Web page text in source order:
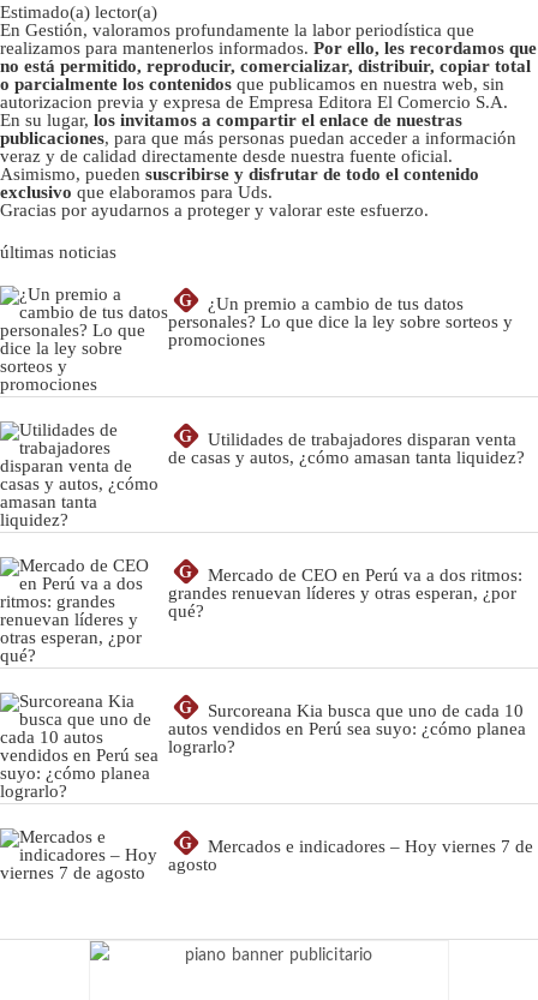
Estimado(a) lector(a)
En Gestión, valoramos profundamente la labor periodística que
realizamos para mantenerlos informados. Por ello, les recordamos que
no está permitido, reproducir, comercializar, distribuir, copiar total
o parcialmente los contenidos que publicamos en nuestra web, sin
autorizacion previa y expresa de Empresa Editora El Comercio S.A.
En su lugar, los invitamos a compartir el enlace de nuestras
publicaciones, para que más personas puedan acceder a información
veraz y de calidad directamente desde nuestra fuente oficial.
Asimismo, pueden suscribirse y disfrutar de todo el contenido
exclusivo que elaboramos para Uds.
Gracias por ayudarnos a proteger y valorar este esfuerzo.
últimas noticias
G
¿Un premio a cambio de tus datos
personales? Lo que dice la ley sobre sorteos y
promociones
G
Utilidades de trabajadores disparan venta
de casas y autos, ¿cómo amasan tanta liquidez?
G
Mercado de CEO en Perú va a dos ritmos:
grandes renuevan líderes y otras esperan, ¿por
qué?
G
Surcoreana Kia busca que uno de cada 10
autos vendidos en Perú sea suyo: ¿cómo planea
lograrlo?
G
Mercados e indicadores – Hoy viernes 7 de
agosto